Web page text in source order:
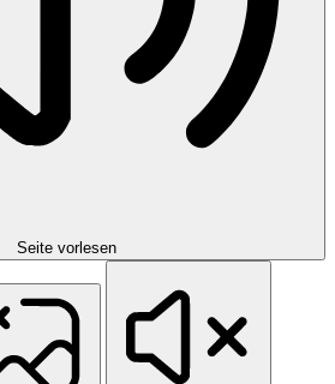
Seite vorlesen